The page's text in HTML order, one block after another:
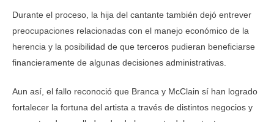
Durante el proceso, la hija del cantante también dejó entrever
preocupaciones relacionadas con el manejo económico de la
herencia y la posibilidad de que terceros pudieran beneficiarse
financieramente de algunas decisiones administrativas.
Aun así, el fallo reconoció que Branca y McClain sí han logrado
fortalecer la fortuna del artista a través de distintos negocios y